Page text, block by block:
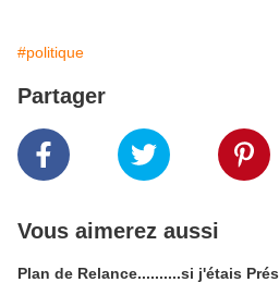
#politique
Partager
Vous aimerez aussi
Plan de Relance..........si j'étais